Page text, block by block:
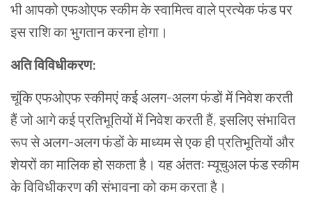
भी आपको एफओएफ स्कीम के स्वामित्व वाले प्रत्येक फंड पर
इस राशि का भुगतान करना होगा।
अति विविधीकरण:
चूंकि एफओएफ स्कीमएं कई अलग-अलग फंडों में निवेश करती
हैं जो आगे कई प्रतिभूतियों में निवेश करती हैं,इसलिए संभावित
रूप से अलग-अलग फंडों के माध्यम से एक ही प्रतिभूतियों और
शेयरों का मालिक हो सकता है। यह अंततः म्यूचुअल फंड स्कीम
के विविधीकरण की संभावना को कम करता है।